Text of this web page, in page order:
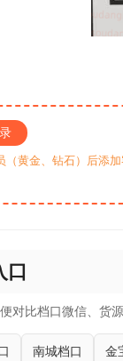
（黄金、钻石）后添
口
对比档口微信、货
南城档口 金